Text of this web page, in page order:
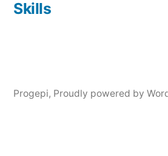
Post
Skills
Progepi, Proudly powered by